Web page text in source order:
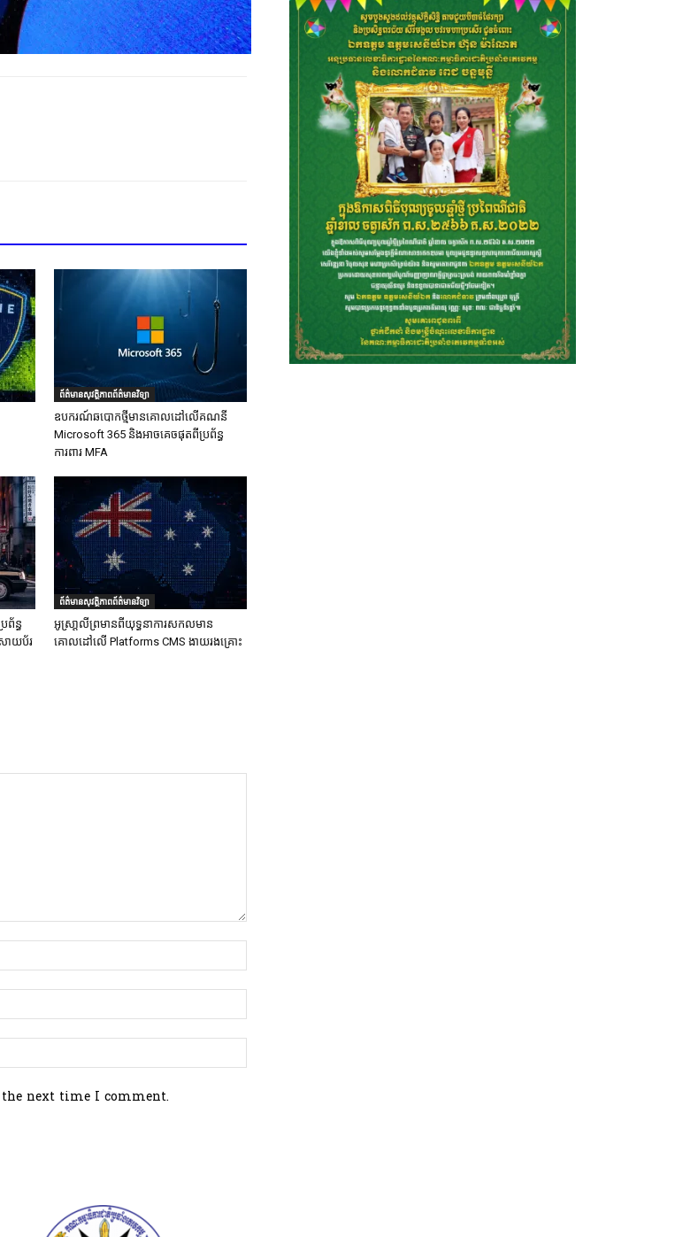
ព័ត៌មានសុវត្ថិភាពព័ត៌មានវិទ្យា
ឧបករណ៍ឆបោកថ្មីមានគោលដៅលើគណនី
Microsoft 365 និងអាចគេចផុតពីប្រព័ន្ធ
ការពារ MFA
ន្ធ
សាយប័រ
ព័ត៌មានសុវត្ថិភាពព័ត៌មានវិទ្យា
អូស្រា្តលីព្រមានពីយុទ្ធនាការសកលមាន
គោលដៅលើ Platforms CMS ងាយរងគ្រោះ
next time I comment.